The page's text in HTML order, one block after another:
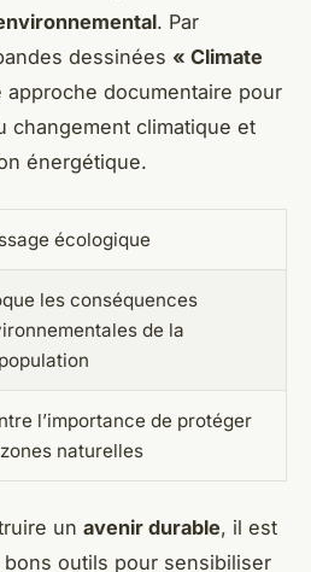
. Par
dessinées « Climate
approche documentaire pour
changement climatique et
énergétique.
écologique
les conséquences
de la
l’importance de protéger
naturelles
un avenir durable, il est
bons outils pour sensibiliser